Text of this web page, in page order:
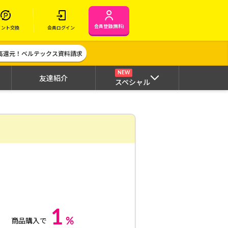
ント交換 会員ログイン 会員登録(無料)
還元！ベルテックス資料請求
友達紹介
NEW
スペシャル
商品購入で 1 %